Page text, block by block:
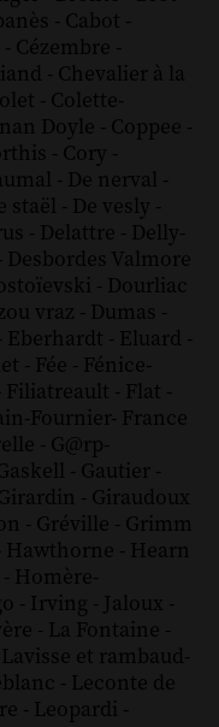
- Cabot -
- Cézembre -
- Chevalier à la
- Colette-
Doyle - Coppee -
- Cory -
- De nerval -
staël - De vesly -
- Delattre - Delly-
Desbordes Valmore
- Dourliac
vraz - Dumas -
Eberhardt - Eluard -
- Fée - Fénice-
Filiatreault - Flat -
Fournier- France
- G@rp-
- Gautier -
- Giraudoux
- Gréville - Grimm
Hawthorne - Hearn
- Homère-
- Irving - Jaloux -
- La Fontaine -
Lavisse et rambaud-
- Leconte de
- Leopardi -